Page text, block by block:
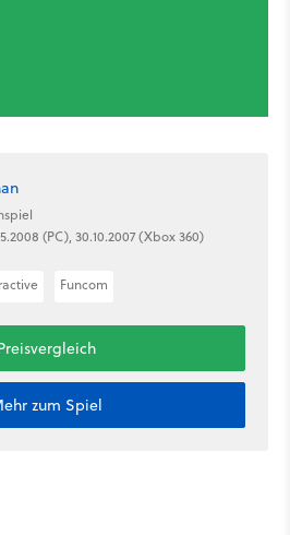
(PC), 30.10.2007 (Xbox 360)
Funcom
zum Spiel